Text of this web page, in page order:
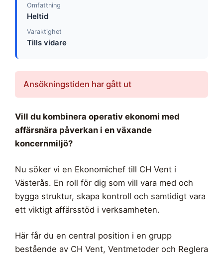
Omfattning
Heltid
Varaktighet
Tills vidare
Ansökningstiden har gått ut
Vill du kombinera operativ ekonomi med
affärsnära påverkan i en växande
koncernmiljö?
Nu söker vi en Ekonomichef till CH Vent i
Västerås. En roll för dig som vill vara med och
bygga struktur, skapa kontroll och samtidigt vara
ett viktigt affärsstöd i verksamheten.
Här får du en central position i en grupp
bestående av CH Vent, Ventmetoder och Reglera